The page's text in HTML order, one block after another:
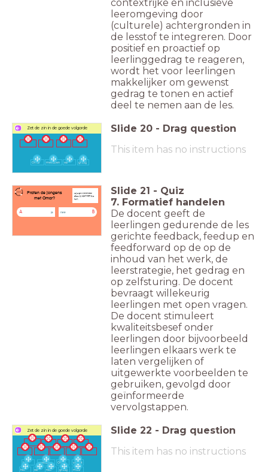
contextrijke en inclusieve
leeromgeving door
(culturele) achtergronden in
de lesstof te integreren. Door
positief en proactief op
leerlinggedrag te reageren,
wordt het voor leerlingen
makkelijker om gewenst
gedrag te tonen en actief
deel te nemen aan de les.
Zet de zin in de goede volgorde
Omar graag
meedoen wil
Slide 20 - Drag question
This item has no instructions
Praten de jongens
met Omar?
A ja B
nee
Slide 21 - Quiz
7. Formatief handelen
De docent geeft de
leerlingen gedurende de les
gerichte feedback, feedup en
feedforward op de op de
inhoud van het werk, de
leerstrategie, het gedrag en
op zelfsturing. De docent
bevraagt willekeurig
leerlingen met open vragen.
De docent stimuleert
kwaliteitsbesef onder
leerlingen door bijvoorbeeld
leerlingen elkaars werk te
laten vergelijken of
uitgewerkte voorbeelden te
gebruiken, gevolgd door
geïnformeerde
vervolgstappen.
Zet de zin in de goede volgorde
hij vraagt
meedoen
Omar
het
niet graag maar
wil
Slide 22 - Drag question
This item has no instructions